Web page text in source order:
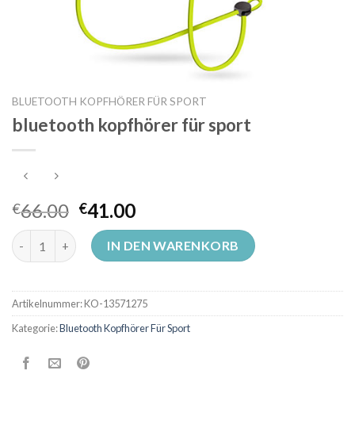
BLUETOOTH KOPFHÖRER FÜR SPORT
bluetooth kopfhörer für sport
€66.00 €41.00
bluetooth kopfhörer für sport Menge
IN DEN WARENKORB
Artikelnummer:KO-13571275
Kategorie:Bluetooth Kopfhörer Für Sport